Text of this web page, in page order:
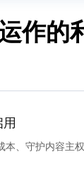
作的
本、守护内容主权